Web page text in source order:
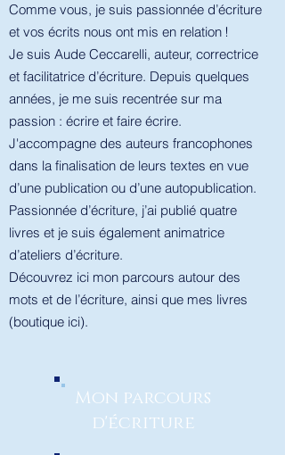
​Comme vous, je suis passionnée d’écriture
et vos écrits nous ont mis en relation !
Je suis Aude Ceccarelli, auteur, correctrice
et facilitatrice d’écriture. Depuis quelques
années, je me suis recentrée sur ma
passion : écrire et faire écrire.
J'accompagne des auteurs francophones
dans la finalisation de leurs textes en vue
d’une publication ou d’une autopublication.
Passionnée d’écriture, j’ai publié quatre
livres et je suis également animatrice
d’ateliers d’écriture.
Découvrez ici mon parcours autour des
mots et de l’écriture, ainsi que mes livres
(boutique ici).
Mon parcours
d'écriture